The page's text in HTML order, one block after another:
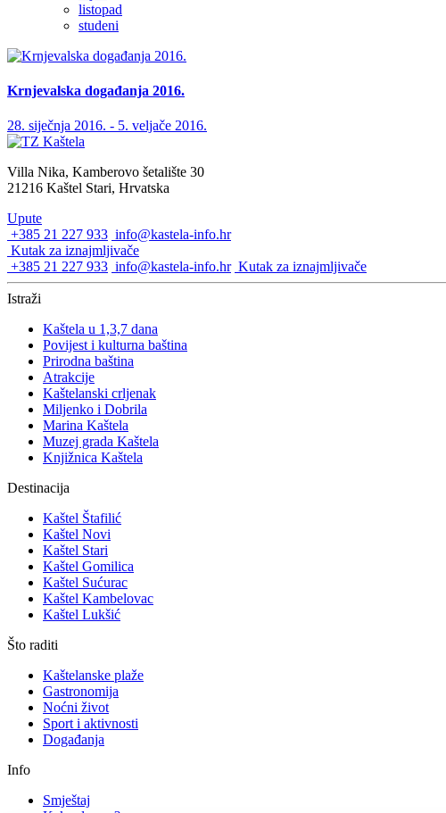
listopad
studeni
Krnjevalska događanja 2016.
28. siječnja 2016. - 5. veljače 2016.
Villa Nika, Kamberovo šetalište 30
21216 Kaštel Stari, Hrvatska
Upute
+385 21 227 933 info@kastela-info.hr
Kutak za iznajmljivače
+385 21 227 933 info@kastela-info.hr Kutak za iznajmljivače
Istraži
Kaštela u 1,3,7 dana
Povijest i kulturna baština
Prirodna baština
Atrakcije
Kaštelanski crljenak
Miljenko i Dobrila
Marina Kaštela
Muzej grada Kaštela
Knjižnica Kaštela
Destinacija
Kaštel Štafilić
Kaštel Novi
Kaštel Stari
Kaštel Gomilica
Kaštel Sućurac
Kaštel Kambelovac
Kaštel Lukšić
Što raditi
Kaštelanske plaže
Gastronomija
Noćni život
Sport i aktivnosti
Događanja
Info
Smještaj